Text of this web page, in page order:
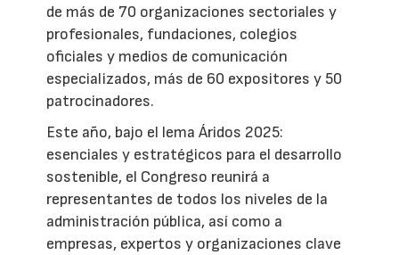
de más de 70 organizaciones sectoriales y
profesionales, fundaciones, colegios
oficiales y medios de comunicación
especializados, más de 60 expositores y 50
patrocinadores.
Este año, bajo el lema Áridos 2025:
esenciales y estratégicos para el desarrollo
sostenible, el Congreso reunirá a
representantes de todos los niveles de la
administración pública, así como a
empresas, expertos y organizaciones clave